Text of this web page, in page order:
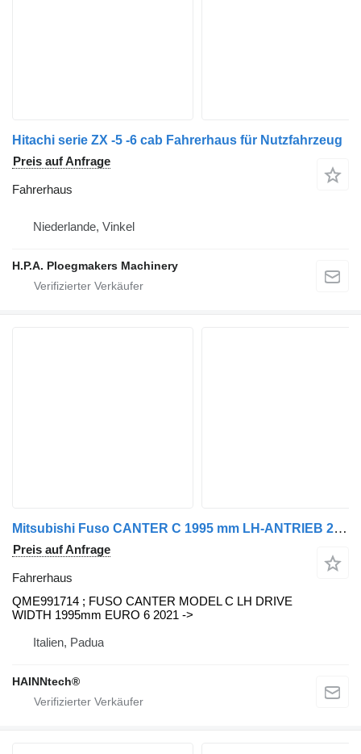
Hitachi serie ZX -5 -6 cab Fahrerhaus für Nutzfahrzeug
Preis auf Anfrage
Fahrerhaus
Niederlande, Vinkel
H.P.A. Ploegmakers Machinery
Mitsubishi Fuso CANTER C 1995 mm LH-ANTRIEB 2021 -> EURO 6 QME991714 Fahrerhaus für Mitsubishi Fuso Nutzfahrzeug
Preis auf Anfrage
Fahrerhaus
QME991714 ; FUSO CANTER MODEL C LH DRIVE
WIDTH 1995mm EURO 6 2021 ->
Italien, Padua
HAINNtech®